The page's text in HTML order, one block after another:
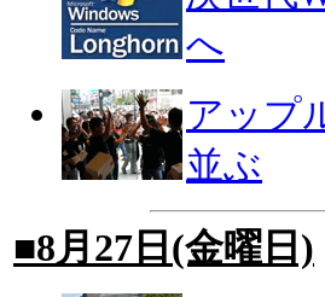
へ
アップ
並ぶ
■8月27日(金曜日)